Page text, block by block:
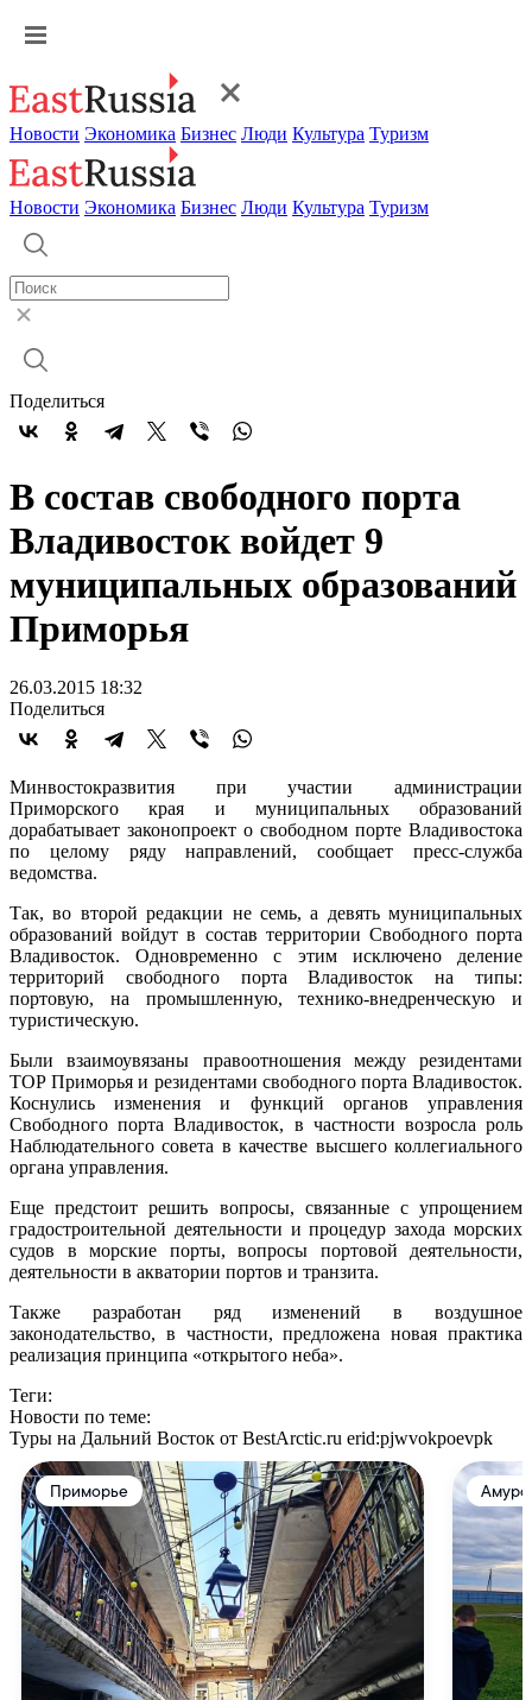
Новости Экономика Бизнес Люди Культура Туризм
Новости Экономика Бизнес Люди Культура Туризм
Поделиться
В состав свободного порта
Владивосток войдет 9
муниципальных образований
Приморья
26.03.2015 18:32
Поделиться
Минвостокразвития при участии администрации
Приморского края и муниципальных образований
дорабатывает законопроект о свободном порте Владивостока
по целому ряду направлений, сообщает пресс-служба
ведомства.
Так, во второй редакции не семь, а девять муниципальных
образований войдут в состав территории Свободного порта
Владивосток. Одновременно с этим исключено деление
территорий свободного порта Владивосток на типы:
портовую, на промышленную, технико-внедренческую и
туристическую.
Были взаимоувязаны правоотношения между резидентами
ТОР Приморья и резидентами свободного порта Владивосток.
Коснулись изменения и функций органов управления
Свободного порта Владивосток, в частности возросла роль
Наблюдательного совета в качестве высшего коллегиального
органа управления.
Еще предстоит решить вопросы, связанные с упрощением
градостроительной деятельности и процедур захода морских
судов в морские порты, вопросы портовой деятельности,
деятельности в акватории портов и транзита.
Также разработан ряд изменений в воздушное
законодательство, в частности, предложена новая практика
реализация принципа «открытого неба».
Теги:
Новости по теме:
Туры на Дальний Восток от BestArctic.ru erid:pjwvokpoevpk